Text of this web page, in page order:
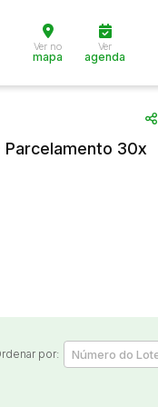
Cidade
Ver no
mapa
Ver
agenda
Parcelamento 30x
por: